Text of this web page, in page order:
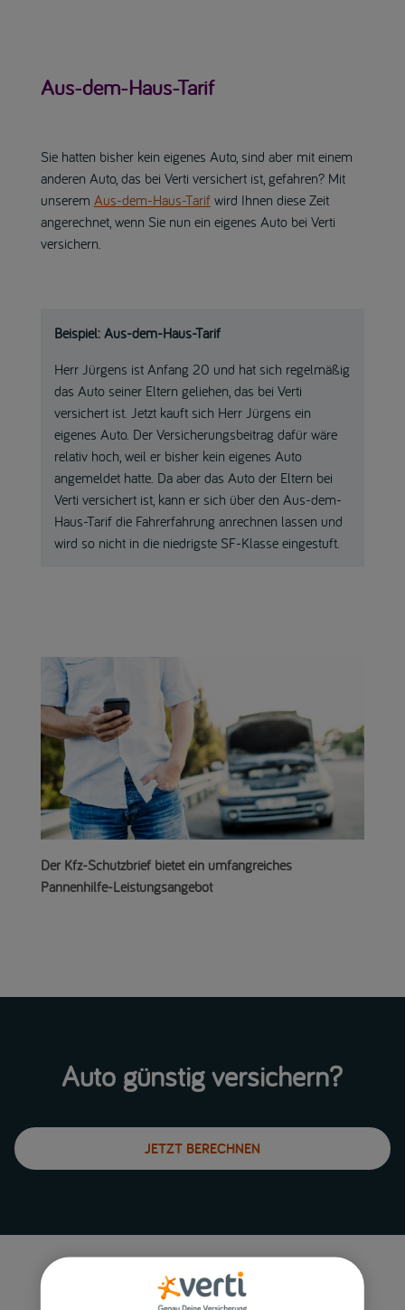
Aus-dem-Haus-Tarif
Sie hatten bisher kein eigenes Auto, sind aber mit einem
anderen Auto, das bei Verti versichert ist, gefahren? Mit
unserem Aus-dem-Haus-Tarifwird Ihnen diese Zeit
angerechnet, wenn Sie nun ein eigenes Auto bei Verti
versichern.
Beispiel: Aus-dem-Haus-Tarif
Herr Jürgens ist Anfang 20 und hat sich regelmäßig
das Auto seiner Eltern geliehen, das bei Verti
versichert ist. Jetzt kauft sich Herr Jürgens ein
eigenes Auto. Der Versicherungsbeitrag dafür wäre
relativ hoch, weil er bisher kein eigenes Auto
angemeldet hatte. Da aber das Auto der Eltern bei
Verti versichert ist, kann er sich über den Aus-dem-
Haus-Tarif die Fahrerfahrung anrechnen lassen und
wird so nicht in die niedrigste SF-Klasse eingestuft.
Der Kfz-Schutzbrief bietet ein umfangreiches
Pannenhilfe-Leistungsangebot
Auto günstig versichern?
JETZT BERECHNEN